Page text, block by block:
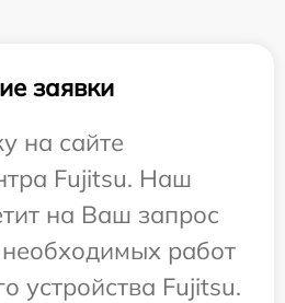
заявки
на сайте
Fujitsu. Наш
на Ваш запрос
работ
устройства Fujitsu.